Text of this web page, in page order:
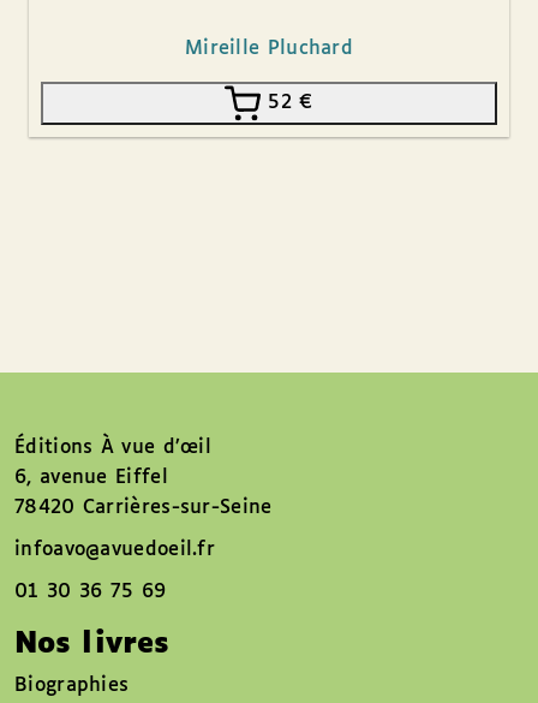
Mireille Pluchard
52€
Éditions À vue d’œil
6, avenue Eiffel
78420 Carrières-sur-Seine
infoavo@avuedoeil.fr
01 30 36 75 69
Nos livres
Biographies